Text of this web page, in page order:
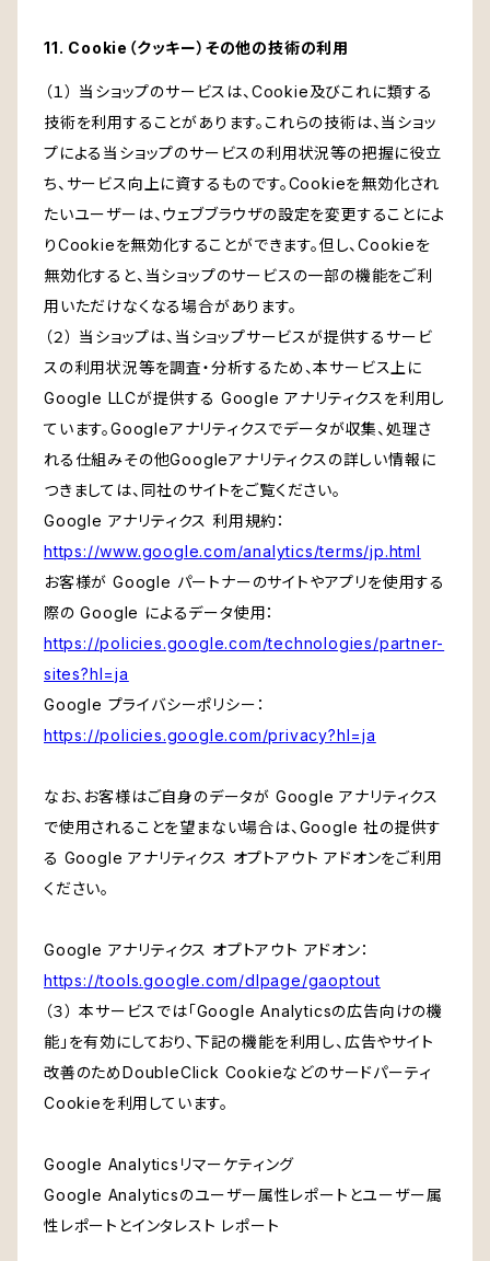
11. Cookie（クッキー）その他の技術の利用
（１） 当ショップのサービスは、Cookie及びこれに類する
技術を利用することがあります。これらの技術は、当ショッ
プによる当ショップのサービスの利用状況等の把握に役立
ち、サービス向上に資するものです。Cookieを無効化され
たいユーザーは、ウェブブラウザの設定を変更することによ
りCookieを無効化することができます。但し、Cookieを
無効化すると、当ショップのサービスの一部の機能をご利
用いただけなくなる場合があります。
（２） 当ショップは、当ショップサービスが提供するサービ
スの利用状況等を調査・分析するため、本サービス上に
Google LLCが提供する Google アナリティクスを利用し
ています。Googleアナリティクスでデータが収集、処理さ
れる仕組みその他Googleアナリティクスの詳しい情報に
つきましては、同社のサイトをご覧ください。
Google アナリティクス 利用規約：
https://www.google.com/analytics/terms/jp.html
お客様が Google パートナーのサイトやアプリを使用する
際の Google によるデータ使用：
https://policies.google.com/technologies/partner-
sites?hl=ja
Google プライバシーポリシー：
https://policies.google.com/privacy?hl=ja
なお、お客様はご自身のデータが Google アナリティクス
で使用されることを望まない場合は、Google 社の提供す
る Google アナリティクス オプトアウト アドオンをご利用
ください。
Google アナリティクス オプトアウト アドオン：
https://tools.google.com/dlpage/gaoptout
（３） 本サービスでは「Google Analyticsの広告向けの機
能」を有効にしており、下記の機能を利用し、広告やサイト
改善のためDoubleClick Cookieなどのサードパーティ
Cookieを利用しています。
Google Analyticsリマーケティング
Google Analyticsのユーザー属性レポートとユーザー属
性レポートとインタレスト レポート